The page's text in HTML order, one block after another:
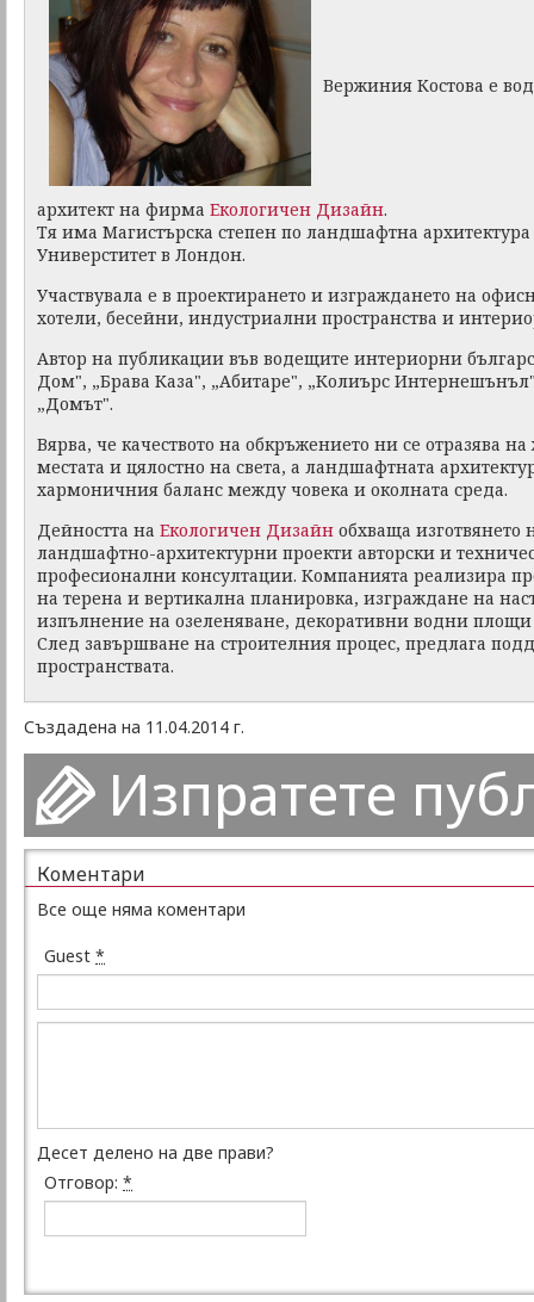
Вержиния Костова е
архитект на фирма Екологичен Дизайн.
Тя има Магистърска степен по ландшафтна
Универститет в Лондон.
Участвувала е в проектирането и изграждането на
хотели, бесейни, индустриални пространства и
Автор на публикации във водещите интериорни
Дом", „Брава Каза", „Абитаре", „Колиърс
„Домът".
Вярва, че качеството на обкръжението ни се отразява
местата и цялостно на света, а ландшафтната
хармоничния баланс между човека и околната среда.
Дейността на Екологичен Дизайн обхваща изготвянето
ландшафтно-архитектурни проекти авторски и
професионални консултации. Компанията реализира
на терена и вертикална планировка, изграждане на
изпълнение на озеленяване, декоративни водни
След завършване на строителния процес, предлага
пространствата.
Създадена на 11.04.2014 г.
Изпратете
Коментари
Все още няма коментари
Guest *
Десет делено на две прави?
Отговор: *